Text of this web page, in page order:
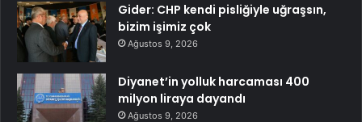
Gider: CHP kendi pisliğiyle uğraşsın,
bizim işimiz çok
Ağustos 9, 2026
Diyanet’in yolluk harcaması 400
milyon liraya dayandı
Ağustos 9, 2026